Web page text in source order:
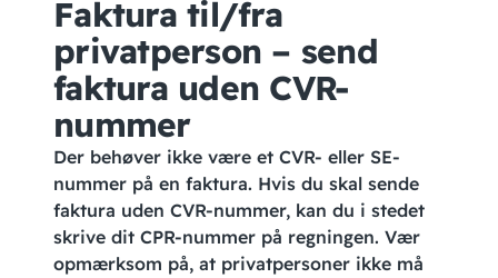
Faktura til/fra
privatperson – send
faktura uden CVR-
nummer
Der behøver ikke være et CVR- eller SE-
nummer på en faktura. Hvis du skal sende
faktura uden CVR-nummer, kan du i stedet
skrive dit CPR-nummer på regningen. Vær
opmærksom på, at privatpersoner ikke må